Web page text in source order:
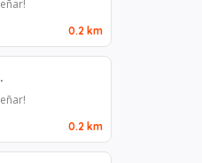
0.2 km
0.2 km